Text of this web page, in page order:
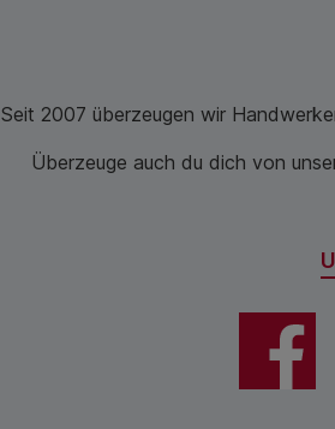
Seit 2007 überzeugen wir
Überzeuge auch du dich von